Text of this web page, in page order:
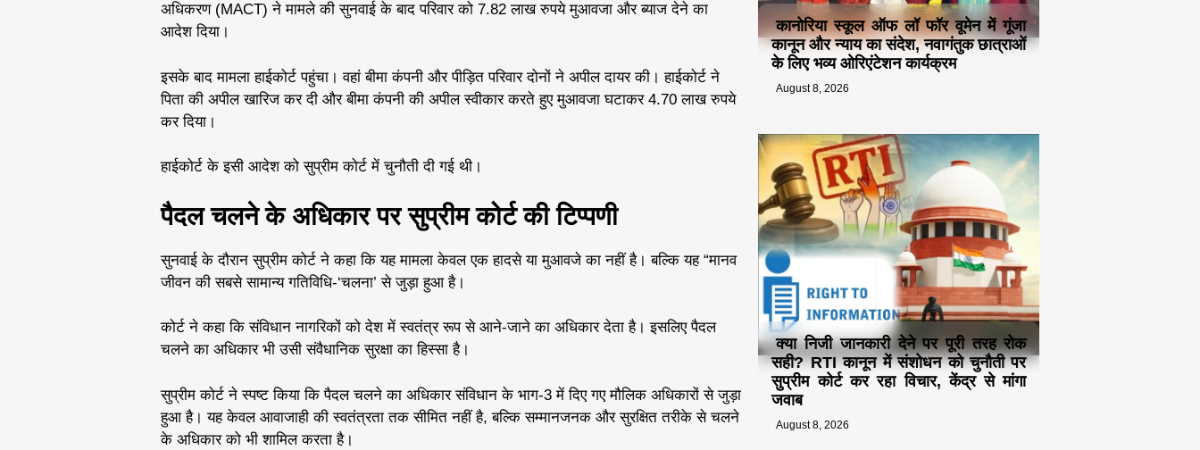
कानोरिया स्कूल ऑफ लॉ फॉर वूमेन में गूंजा
कानून और न्याय का संदेश, नवागंतुक छात्राओं
के लिए भव्य ओरिएंटेशन कार्यक्रम
August 8, 2026
क्या निजी जानकारी देने पर पूरी तरह रोक
सही? RTI कानून में संशोधन को चुनौती पर
सुप्रीम कोर्ट कर रहा विचार, केंद्र से मांगा
जवाब
August 8, 2026
अधिकरण (MACT) ने मामले की सुनवाई के बाद परिवार को 7.82 लाख रुपये मुआवजा और ब्याज देने का
आदेश दिया।
इसके बाद मामला हाईकोर्ट पहुंचा। वहां बीमा कंपनी और पीड़ित परिवार दोनों ने अपील दायर की। हाईकोर्ट ने
पिता की अपील खारिज कर दी और बीमा कंपनी की अपील स्वीकार करते हुए मुआवजा घटाकर 4.70 लाख रुपये
कर दिया।
हाईकोर्ट के इसी आदेश को सुप्रीम कोर्ट में चुनौती दी गई थी।
पैदल चलने के अधिकार पर सुप्रीम कोर्ट की टिप्पणी
सुनवाई के दौरान सुप्रीम कोर्ट ने कहा कि यह मामला केवल एक हादसे या मुआवजे का नहीं है। बल्कि यह “मानव
जीवन की सबसे सामान्य गतिविधि-‘चलना’ से जुड़ा हुआ है।
कोर्ट ने कहा कि संविधान नागरिकों को देश में स्वतंत्र रूप से आने-जाने का अधिकार देता है। इसलिए पैदल
चलने का अधिकार भी उसी संवैधानिक सुरक्षा का हिस्सा है।
सुप्रीम कोर्ट ने स्पष्ट किया कि पैदल चलने का अधिकार संविधान के भाग-3 में दिए गए मौलिक अधिकारों से जुड़ा
हुआ है। यह केवल आवाजाही की स्वतंत्रता तक सीमित नहीं है, बल्कि सम्मानजनक और सुरक्षित तरीके से चलने
के अधिकार को भी शामिल करता है।